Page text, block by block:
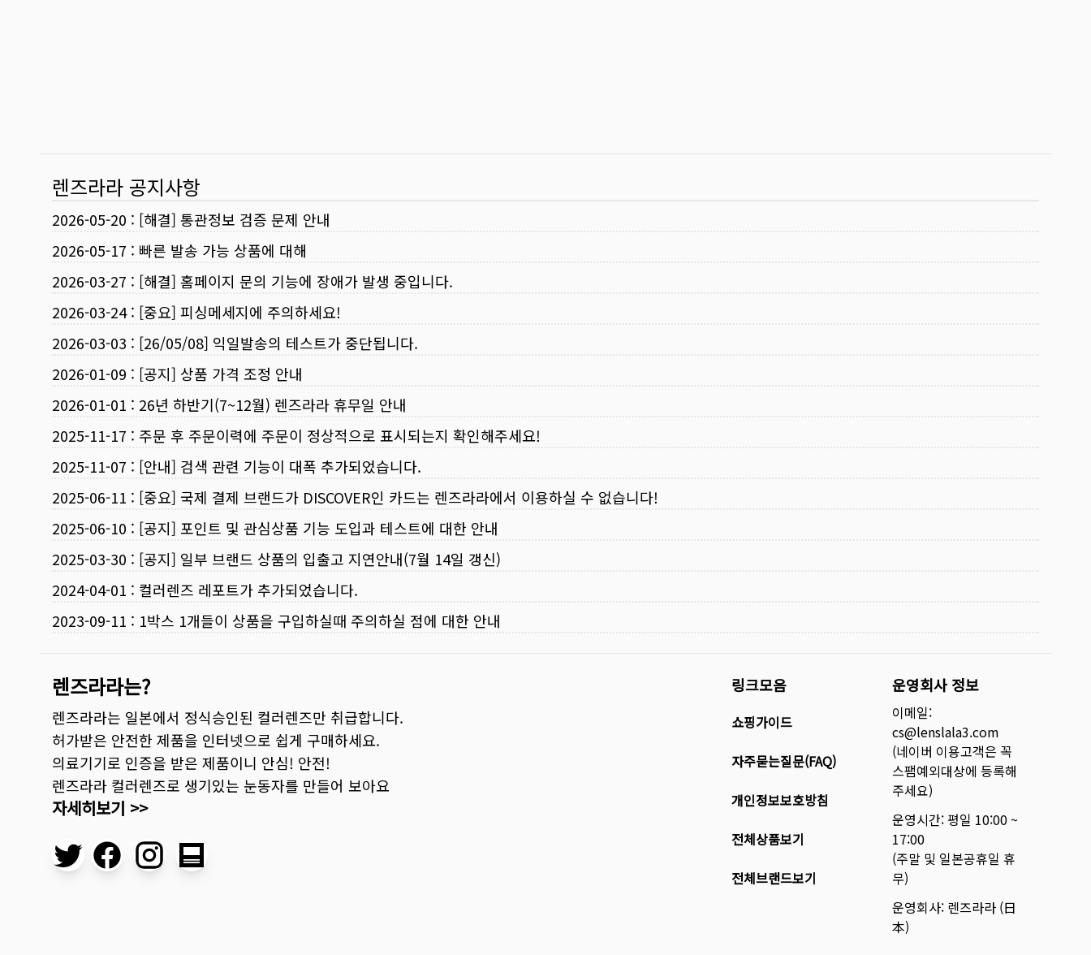
렌즈라라 공지사항
2026-05-20 : [해결] 통관정보 검증 문제 안내
2026-05-17 : 빠른 발송 가능 상품에 대해
2026-03-27 : [해결] 홈페이지 문의 기능에 장애가 발생 중입니다.
2026-03-24: [중요] 피싱메세지에 주의하세요!
2026-03-03 : [26/05/08] 익일발송의 테스트가 중단됩니다.
2026-01-09 : [공지] 상품 가격 조정 안내
2026-01-01 : 26년 하반기(7~12월) 렌즈라라 휴무일 안내
2025-11-17 : 주문 후 주문이력에 주문이 정상적으로 표시되는지 확인해주세요!
2025-11-07 : [안내] 검색 관련 기능이 대폭 추가되었습니다.
2025-06-11 : [중요] 국제 결제 브랜드가 DISCOVER인 카드는 렌즈라라에서 이용하실 수 없습니다!
2025-06-10 : [공지] 포인트 및 관심상품 기능 도입과 테스트에 대한 안내
2025-03-30 : [공지] 일부 브랜드 상품의 입출고 지연안내(7월 14일 갱신)
2024-04-01 : 컬러렌즈 레포트가 추가되었습니다.
2023-09-11 : 1박스 1개들이 상품을 구입하실때 주의하실 점에 대한 안내
렌즈라라는?
렌즈라라는 일본에서 정식승인된 컬러렌즈만 취급합니다.
허가받은 안전한 제품을 인터넷으로 쉽게 구매하세요.
의료기기로 인증을 받은 제품이니 안심! 안전!
렌즈라라 컬러렌즈로 생기있는 눈동자를 만들어 보아요
자세히보기 >>
링크모음
쇼핑가이드
자주묻는질문(FAQ)
개인정보보호방침
전체상품보기
전체브랜드보기
운영회사 정보
이메일:
cs@lenslala3.com
(네이버 이용고객은 꼭
스팸예외대상에 등록해
주세요)
운영시간: 평일 10:00 ~
17:00
(주말 및 일본공휴일 휴
무)
운영회사: 렌즈라라 (日
本)